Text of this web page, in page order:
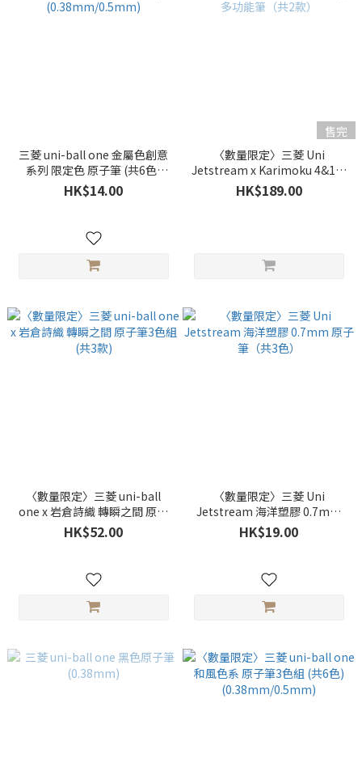
三菱 uni-ball one 金屬色創意
系列 限定色 原子筆 (共6色)
(0.38mm/0.5mm)
HK$14.00
售完
〈數量限定〉三菱 Uni
Jetstream x Karimoku 4&1多
功能筆（共2款）
HK$189.00
〈數量限定〉三菱 uni-ball
one x 岩倉詩織 轉瞬之間 原子
筆3色組 (共3款)
HK$52.00
〈數量限定〉三菱 Uni
Jetstream 海洋塑膠 0.7mm
原子筆（共3色）
HK$19.00